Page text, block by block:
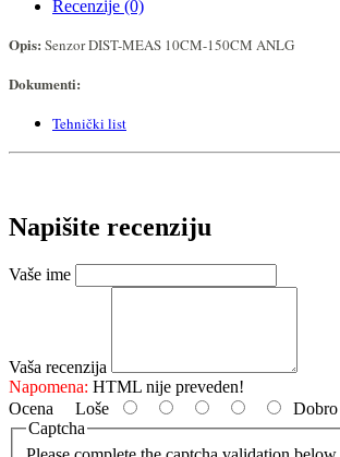
Recenzije (0)
Opis: Senzor DIST-MEAS 10CM-150CM ANLG
Dokumenti:
Tehnički list
Napišite recenziju
Vaše ime
Vaša recenzija
Napomena: HTML nije preveden!
Ocena Loše
Dobro
Captcha